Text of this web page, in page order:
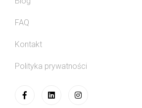
FAQ
Kontakt
Polityka prywatności